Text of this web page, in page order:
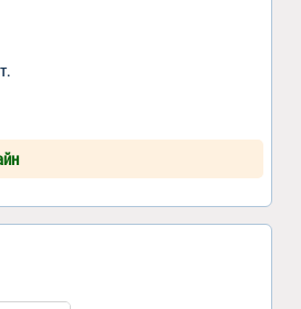
т.